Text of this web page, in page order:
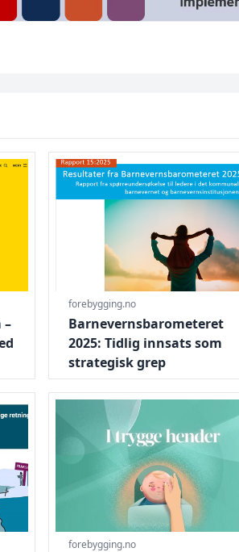
–
– korleis snakke om vald med gravide
forebygging.no
Barnevernsbarometeret
2025: Tidlig innsats som
strategisk grep
Gå til
forebygging.no
Gå til Helsesykepleiere må